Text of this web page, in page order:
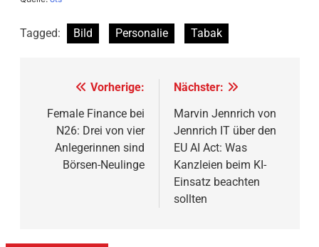
Tagged: Bild Personalie Tabak
Beitragsnavigation
Vorherige:
Female Finance bei
N26: Drei von vier
Anlegerinnen sind
Börsen-Neulinge
Nächster:
Marvin Jennrich von
Jennrich IT über den
EU AI Act: Was
Kanzleien beim KI-
Einsatz beachten
sollten